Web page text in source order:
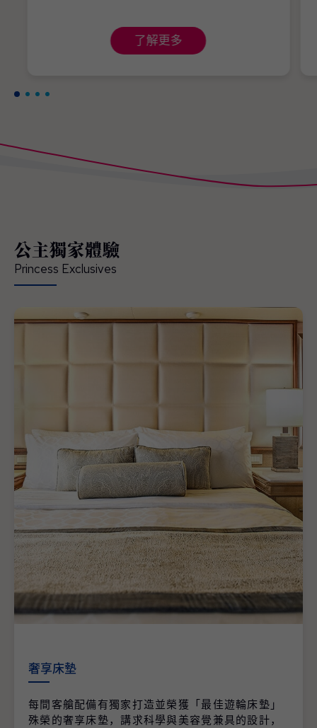
了解更多
公主獨家體驗
Princess Exclusives
奢享床墊
每間客艙配備有獨家打造並榮獲「最佳遊輪床墊」
殊榮的奢享床墊，講求科學與美容覺兼具的設計，